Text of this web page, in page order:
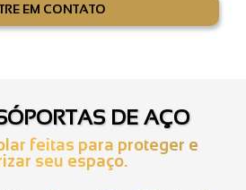
EM CONTATO
DE AÇO
feitas para proteger e
seu espaço.